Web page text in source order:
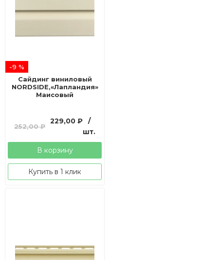
-9 %
Сайдинг виниловый
NORDSIDE,«Лапландия»
Маисовый
252,00₽
Первоначальная
составляла
252,00 ₽.
229,00₽
Текущая
229,00 ₽.
/
шт.
В корзину
Купить в 1 клик